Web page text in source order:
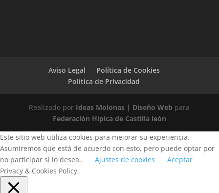
Aviso Legal
Política de Cookies
Política de Privacidad
Realizado por Ideas Molonas | Diseño Web para
Federación Hípica de Castilla león
Este sitio web utiliza cookies para mejorar su experiencia.
Asumiremos que está de acuerdo con esto, pero puede optar por
no participar si lo desea..
Ajustes de cookies
Aceptar
Privacy & Cookies Policy